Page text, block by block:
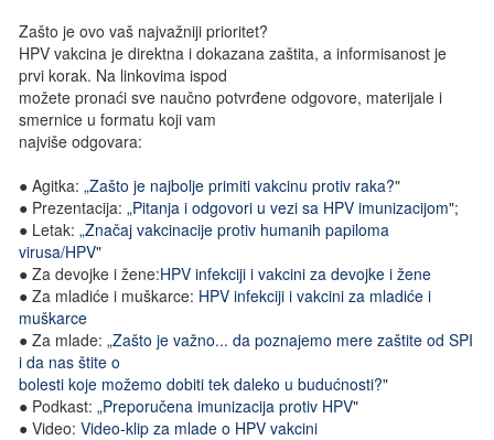
Zašto je ovo vaš najvažniji prioritet?
HPV vakcina je direktna i dokazana zaštita, a informisanost je
prvi korak. Na linkovima ispod
možete pronaći sve naučno potvrđene odgovore, materijale i
smernice u formatu koji vam
najviše odgovara:
● Agitka: „Zašto je najbolje primiti vakcinu protiv raka?"
● Prezentacija: „Pitanja i odgovori u vezi sa HPV imunizacijom";
● Letak: „Značaj vakcinacije protiv humanih papiloma
virusa/HPV"
● Za devojke i žene:HPV infekciji i vakcini za devojke i žene
● Za mladiće i muškarce: HPV infekciji i vakcini za mladiće i
muškarce
● Za mlade: „Zašto je važno... da poznajemo mere zaštite od SPI
i da nas štite o
bolesti koje možemo dobiti tek daleko u budućnosti?"
● Podkast: „Preporučena imunizacija protiv HPV"
● Video: Video-klip za mlade o HPV vakcini